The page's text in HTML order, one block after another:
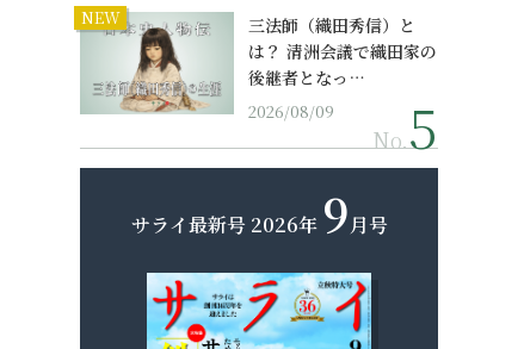
NEW
三法師（織田秀信）と
は？ 清洲会議で織田家の
後継者となっ…
2026/08/09
No.
サライ最新号 2026年 9月号